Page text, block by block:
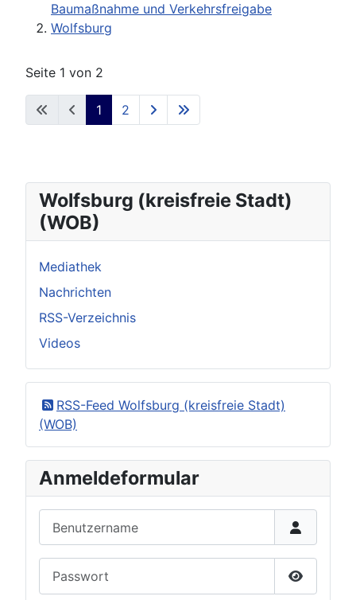
Baumaßnahme und Verkehrsfreigabe
Wolfsburg
Seite 1 von 2
1 2
Wolfsburg (kreisfreie Stadt)
(WOB)
Mediathek
Nachrichten
RSS-Verzeichnis
Videos
RSS-Feed Wolfsburg (kreisfreie Stadt)
(WOB)
Anmeldeformular
Passwort